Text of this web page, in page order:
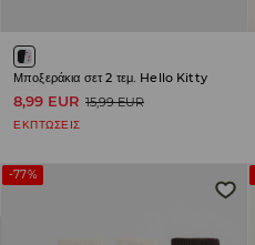
Μποξεράκια σετ 2 τεμ. Hello Kitty
8,99 EUR 15,99 EUR
ΕΚΠΤΩΣΕΙΣ
-77%